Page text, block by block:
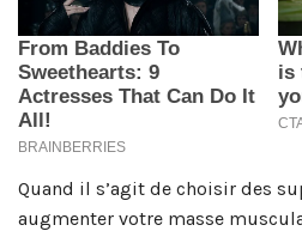
Quand il s’agit de choisir des
augmenter votre masse